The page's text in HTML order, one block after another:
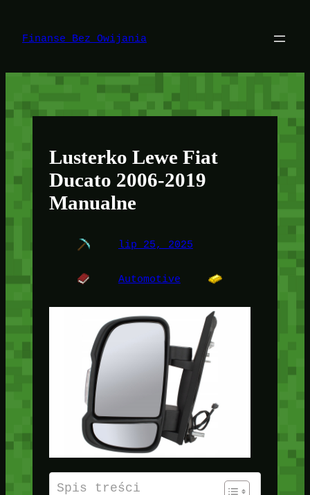
treści
Finanse Bez Owijania
Lusterko Lewe Fiat
Ducato 2006-2019
Manualne
lip 25, 2025
Automotive
Spis treści